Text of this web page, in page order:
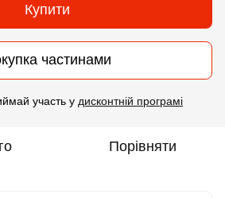
Купити
частинами
участь у дисконтній програмі
Порівняти